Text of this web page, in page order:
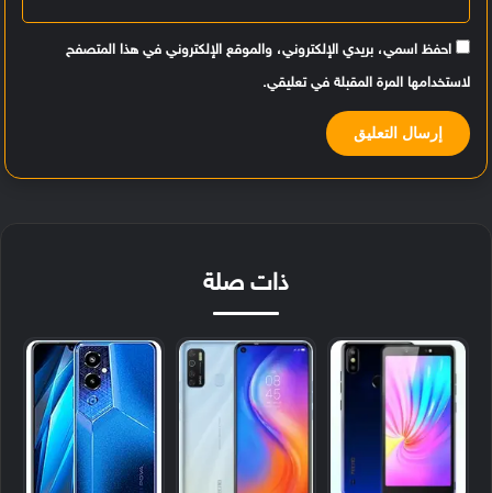
احفظ اسمي، بريدي الإلكتروني، والموقع الإلكتروني في هذا المتصفح
لاستخدامها المرة المقبلة في تعليقي.
ذات صلة